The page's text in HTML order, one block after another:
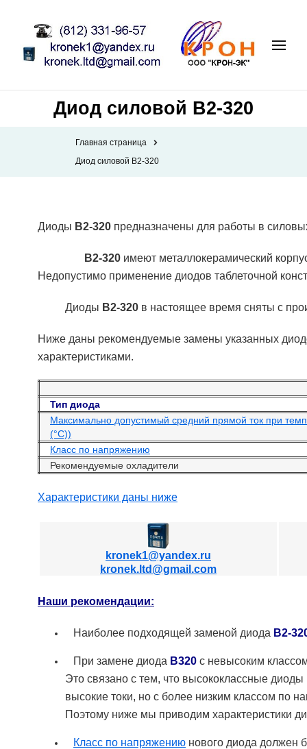
Диод силовой В2-320
Главная страница
Диод силовой В2-320
Диоды В2-320 предназначены для работы в
В2-320 имеют металлокерамический
Недопустимо применение диодов таблеточной
Диоды В2-320 в настоящее время сняты с
Ниже даны рекомендуемые замены указанных
характеристиками.
Тип диода
Максимально допустимый средний прямой ток при
(°С))
Класс по напряжению
Рекомендуемые охладители
Характеристики даны ниже
kronek1@yandex.ru
kronek.ltd@gmail.com
Наши рекомендации:
Наиболее подходящей заменой диода В2-
При замене диода В320 с невысоким
Это связано с тем, что высококлассные
высокие токи, но с более низким классом по
Поэтому ниже мы приводим характеристики
Класс по напряжению нового диода должен